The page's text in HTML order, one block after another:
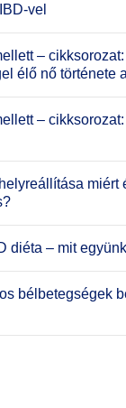
vel
–
élő nő története
–
miért
diéta – mit
bélbetegségek